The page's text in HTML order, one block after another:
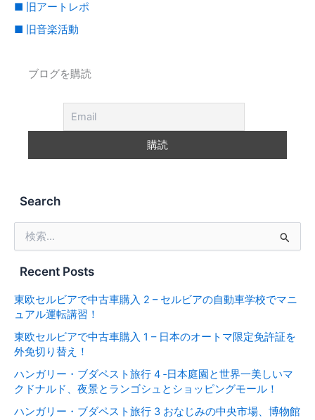
■ 旧アートレポ
■ 旧音楽活動
ブログを購読
Search
象Recent Posts
東欧セルビアで中古車購入 2 – セルビアの自動車学校でマニ
ュアル運転講習！
東欧セルビアで中古車購入 1 – 日本のオートマ限定免許証を
外免切り替え！
ハンガリー・ブダペスト旅行 4 ‐日本庭園と世界一美しいマ
クドナルド、夜景とランゴシュとショッピングモール！
ハンガリー・ブダペスト旅行 3 おなじみの中央市場、博物館